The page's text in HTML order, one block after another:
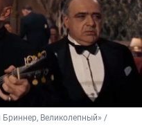
Великолепный» /